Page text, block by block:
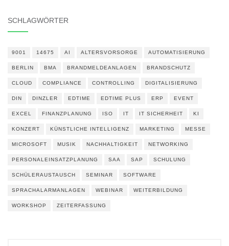
SCHLAGWÖRTER
9001 14675 AI ALTERSVORSORGE AUTOMATISIERUNG
BERLIN BMA BRANDMELDEANLAGEN BRANDSCHUTZ
CLOUD COMPLIANCE CONTROLLING DIGITALISIERUNG
DIN DINZLER EDTIME EDTIME PLUS ERP EVENT
EXCEL FINANZPLANUNG ISO IT IT SICHERHEIT KI
KONZERT KÜNSTLICHE INTELLIGENZ MARKETING MESSE
MICROSOFT MUSIK NACHHALTIGKEIT NETWORKING
PERSONALEINSATZPLANUNG SAA SAP SCHULUNG
SCHÜLERAUSTAUSCH SEMINAR SOFTWARE
SPRACHALARMANLAGEN WEBINAR WEITERBILDUNG
WORKSHOP ZEITERFASSUNG